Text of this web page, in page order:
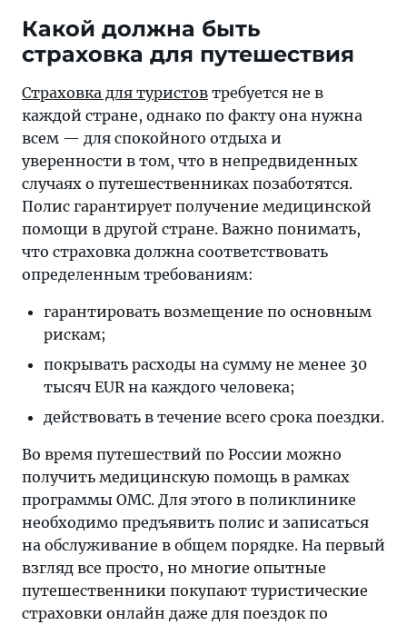
Какой должна быть
страховка для путешествия
Страховка для туристов требуется не в
каждой стране, однако по факту она нужна
всем — для спокойного отдыха и
уверенности в том, что в непредвиденных
случаях о путешественниках позаботятся.
Полис гарантирует получение медицинской
помощи в другой стране. Важно понимать,
что страховка должна соответствовать
определенным требованиям:
гарантировать возмещение по основным
рискам;
покрывать расходы на сумму не менее 30
тысяч EUR на каждого человека;
действовать в течение всего срока поездки.
Во время путешествий по России можно
получить медицинскую помощь в рамках
программы ОМС. Для этого в поликлинике
необходимо предъявить полис и записаться
на обслуживание в общем порядке. На первый
взгляд все просто, но многие опытные
путешественники покупают туристические
страховки онлайн даже для поездок по